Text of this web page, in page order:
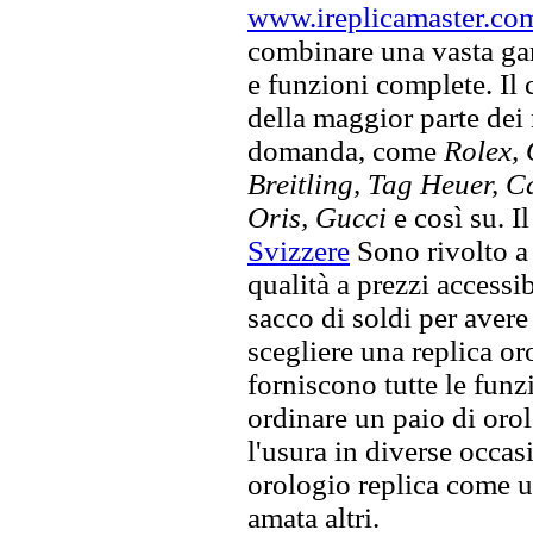
combinare una vasta
e funzioni complete. Il
della maggior parte
domanda, come Rolex,
Breitling, Tag Heuer,
Oris, Gucci e così su.
Svizzere Sono rivolto
qualità a prezzi
sacco di soldi per
scegliere una replica
forniscono tutte le
ordinare un paio di
l'usura in diverse
orologio replica come
amata altri.